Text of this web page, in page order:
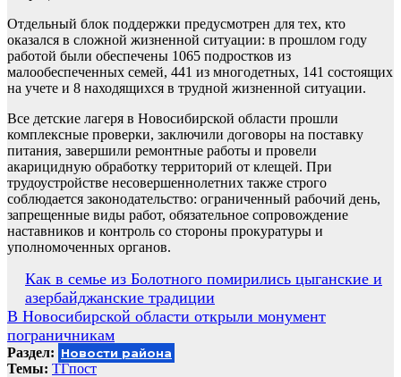
Отдельный блок поддержки предусмотрен для тех, кто
оказался в сложной жизненной ситуации: в прошлом году
работой были обеспечены 1065 подростков из
малообеспеченных семей, 441 из многодетных, 141 состоящих
на учете и 8 находящихся в трудной жизненной ситуации.
Все детские лагеря в Новосибирской области прошли
комплексные проверки, заключили договоры на поставку
питания, завершили ремонтные работы и провели
акарицидную обработку территорий от клещей. При
трудоустройстве несовершеннолетних также строго
соблюдается законодательство: ограниченный рабочий день,
запрещенные виды работ, обязательное сопровождение
наставников и контроль со стороны прокуратуры и
уполномоченных органов.
Навигация
по
записям
Как в семье из Болотного помирились цыганские и
азербайджанские традиции
В Новосибирской области открыли монумент
пограничникам
Раздел: Новости района
Темы: ТГпост